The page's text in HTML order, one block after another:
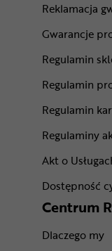
Reklamacja
Gwarancje
Regulamin
Regulamin
Regulamin
Regulaminy
Akt o
Dostępność
Centrum
Dlaczego my